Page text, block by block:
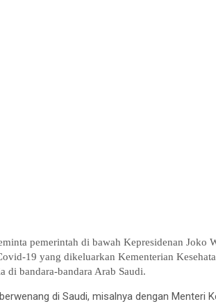
pemerintah di bawah Kepresidenan Joko
19 yang dikeluarkan Kementerian
di bandara-bandara Arab Saudi.
di Saudi, misalnya dengan Menteri